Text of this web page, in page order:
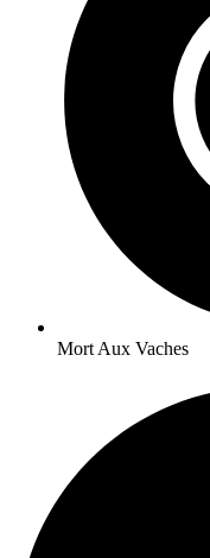
Mort Aux Vaches